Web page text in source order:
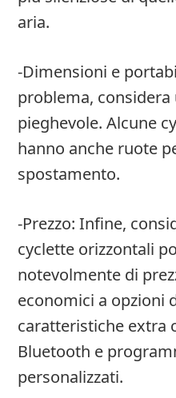
aria.
-Dimensioni e
problema,
pieghevole. Alcune
hanno anche ruote
spostamento.
-Prezzo: Infine,
cyclette orizzontali
notevolmente di
economici a opzioni
caratteristiche extra
Bluetooth e
personalizzati.